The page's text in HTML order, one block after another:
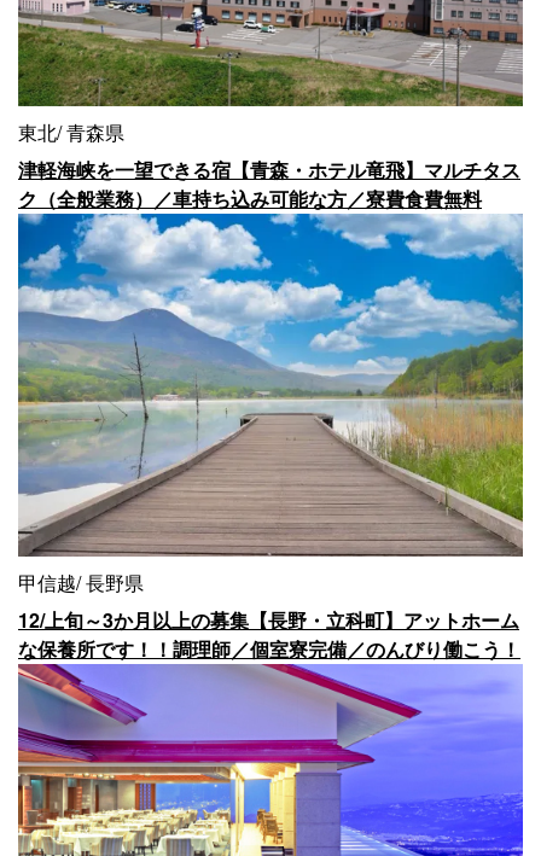
東北 青森県
津軽海峡を一望できる宿【青森・ホテル竜飛】マルチタス
ク（全般業務）／車持ち込み可能な方／寮費食費無料
甲信越 長野県
12/上旬～3か月以上の募集【長野・立科町】アットホーム
な保養所です！！調理師／個室寮完備／のんびり働こう！